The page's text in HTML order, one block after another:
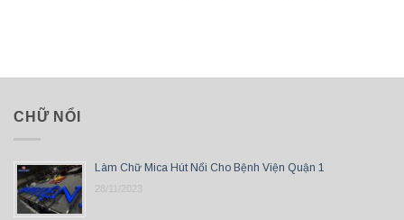
CHỮ NỔI
Làm Chữ Mica Hút Nổi Cho Bệnh Viện Quận 1
28/11/2023